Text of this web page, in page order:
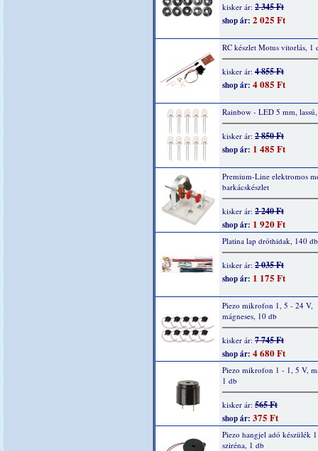
kisker ár: 2 345 Ft
shop ár: 2 025 Ft
RC készlet Motus vitorlás, 1
kisker ár: 4 855 Ft
shop ár: 4 085 Ft
Rainbow - LED 5 mm,
kisker ár: 2 850 Ft
shop ár: 1 485 Ft
Premium-Line elektromos
barkácskészlet
kisker ár: 2 240 Ft
shop ár: 1 920 Ft
Platina lap dróthidak, 140
kisker ár: 2 035 Ft
shop ár: 1 175 Ft
Piezo mikrofon 1, 5 - 24 V,
mágneses, 10 db
kisker ár: 7 745 Ft
shop ár: 4 680 Ft
Piezo mikrofon 1 - 1, 5 V,
1 db
kisker ár: 565 Ft
shop ár: 375 Ft
Piezo hangjel adó készülék
sziréna, 1 db